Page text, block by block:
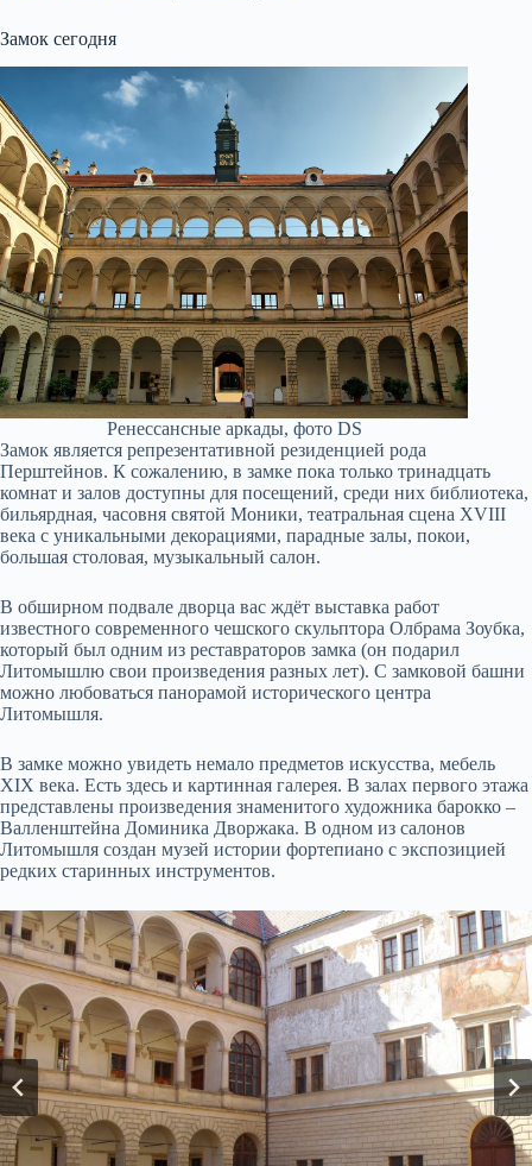
Замок сегодня
Ренессансные аркады, фото DS
Замок является репрезентативной резиденцией рода
Перштейнов. К сожалению, в замке пока только тринадцать
комнат и залов доступны для посещений, среди них библиотека,
бильярдная, часовня святой Моники, театральная сцена XVIII
века с уникальными декорациями, парадные залы, покои,
большая столовая, музыкальный салон.
В обширном подвале дворца вас ждёт выставка работ
известного современного чешского скульптора Олбрама Зоубка,
который был одним из реставраторов замка (он подарил
Литомышлю свои произведения разных лет). С замковой башни
можно любоваться панорамой исторического центра
Литомышля.
В замке можно увидеть немало предметов искусства, мебель
XIX века. Есть здесь и картинная галерея. В залах первого этажа
представлены произведения знаменитого художника барокко –
Валленштейна Доминика Дворжака. В одном из салонов
Литомышля создан музей истории фортепиано с экспозицией
редких старинных инструментов.